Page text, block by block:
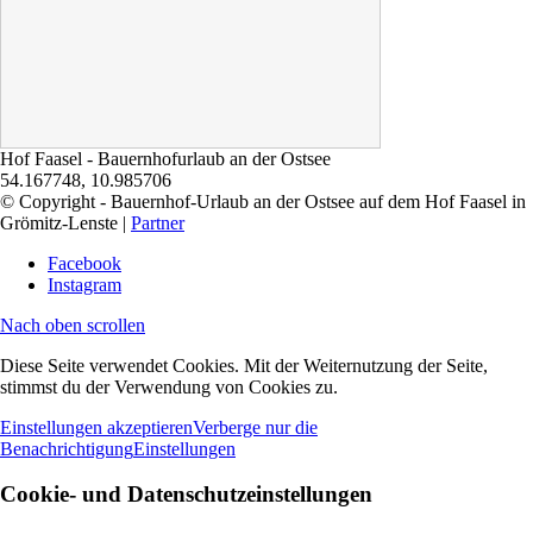
Hof Faasel - Bauernhofurlaub an der Ostsee
54.167748, 10.985706
© Copyright - Bauernhof-Urlaub an der Ostsee auf dem Hof Faasel in
Grömitz-Lenste | Partner
Facebook
Instagram
Nach oben scrollen
Diese Seite verwendet Cookies. Mit der Weiternutzung der Seite,
stimmst du der Verwendung von Cookies zu.
Einstellungen akzeptierenVerberge nur die
BenachrichtigungEinstellungen
Cookie- und Datenschutzeinstellungen